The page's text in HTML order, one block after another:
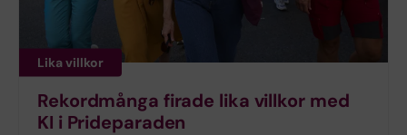
Lika villkor
Rekordmånga firade lika villkor med
KI i Prideparaden